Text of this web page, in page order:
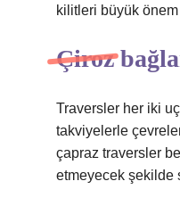
kilitleri büyük önem
Çiroz
Traversler her iki
takviyelerle
çapraz traversler
etmeyecek şekilde